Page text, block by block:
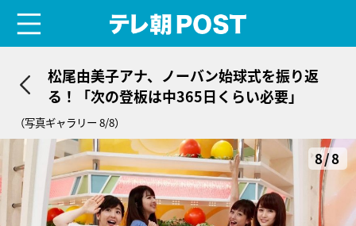
松尾由美子アナ、ノーバン始球式を振り返
る！「次の登板は中365日くらい必要」
（写真ギャラリー 8/8）
8/8